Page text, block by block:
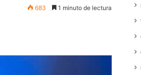
683 1 minuto de lectura